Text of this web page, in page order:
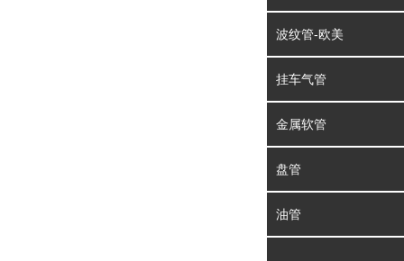
波纹管-欧美
挂车气管
金属软管
盘管
油管